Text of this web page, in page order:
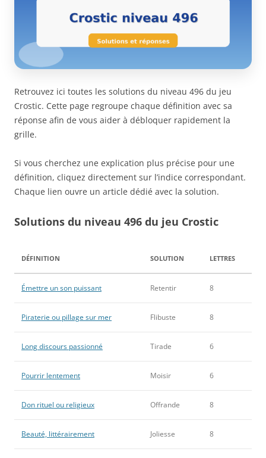
Retrouvez ici toutes les solutions du niveau 496 du jeu
Crostic. Cette page regroupe chaque définition avec sa
réponse afin de vous aider à débloquer rapidement la
grille.
Si vous cherchez une explication plus précise pour une
définition, cliquez directement sur l’indice correspondant.
Chaque lien ouvre un article dédié avec la solution.
Solutions du niveau 496 du jeu Crostic
DÉFINITION SOLUTION LETTRES
Émettre un son puissant Retentir 8
Piraterie ou pillage sur mer Flibuste 8
Long discours passionné Tirade 6
Pourrir lentement Moisir 6
Don rituel ou religieux Offrande 8
Beauté, littérairement Joliesse 8